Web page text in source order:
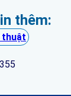
thêm:
thuật
355